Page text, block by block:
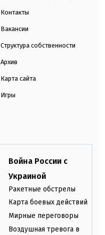
Контакты
Вакансии
Структура собственности
Архив
Карта сайта
Игры
Война России с
Украиной
Ракетные обстрелы
Карта боевых действий
Мирные переговоры
Воздушная тревога в